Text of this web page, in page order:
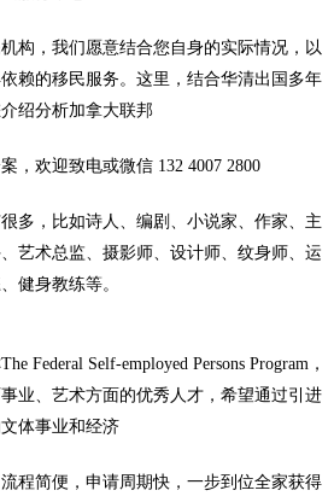
构，我们愿意结合您自身的实际情况，以
赖的移民服务。这里，结合华清出国多年
绍分析加拿大联邦
，欢迎致电或微信 132 4007 2800
多，比如诗人、编剧、小说家、作家、主
艺术总监、摄影师、设计师、纹身师、运
健身教练等。
Federal Self-employed Persons Program，
业、艺术方面的优秀人才，希望通过引进
体事业和经济
程简便，申请周期快，一步到位全家获得